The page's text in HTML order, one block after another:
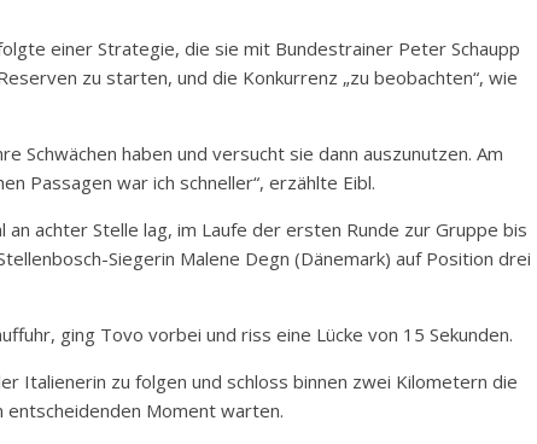
einer Strategie, die sie mit Bundestrainer Peter Schaupp
zu starten, und die Konkurrenz „zu beobachten“, wie
Schwächen haben und versucht sie dann auszunutzen. Am
Passagen war ich schneller“, erzählte Eibl.
achter Stelle lag, im Laufe der ersten Runde zur Gruppe bis
Siegerin Malene Degn (Dänemark) auf Position drei
ging Tovo vorbei und riss eine Lücke von 15 Sekunden.
Italienerin zu folgen und schloss binnen zwei Kilometern die
entscheidenden Moment warten.